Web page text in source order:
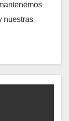
nuestras